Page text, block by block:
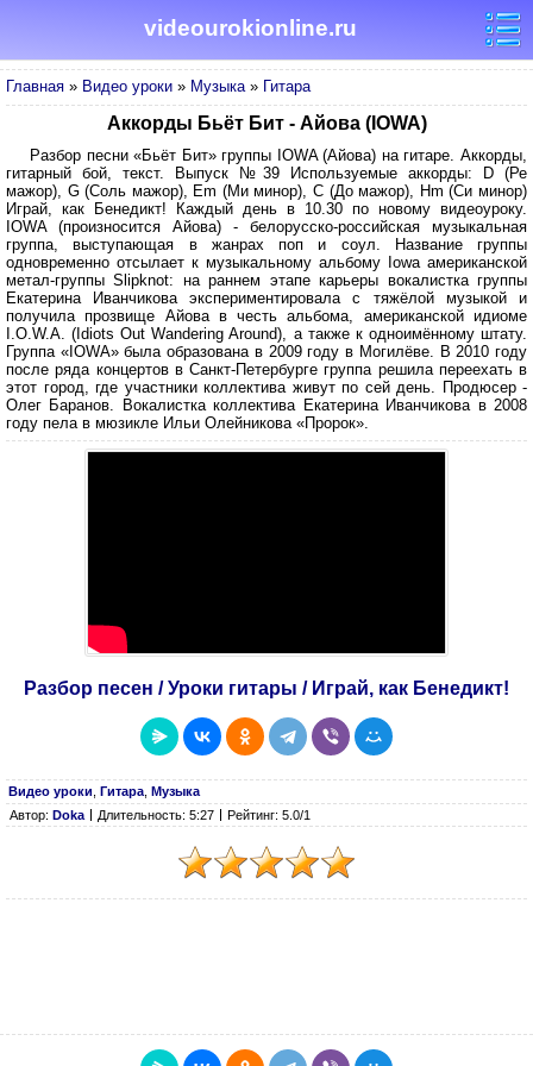
videourokionline.ru
Главная » Видео уроки » Музыка» Гитара
Аккорды Бьёт Бит - Айова (IOWA)
Разбор песни «Бьёт Бит» группы IOWA (Айова) на гитаре. Аккорды,
гитарный бой, текст. Выпуск №39 Используемые аккорды: D (Ре
мажор), G (Соль мажор), Em (Ми минор), C (До мажор), Hm (Си минор)
Играй, как Бенедикт! Каждый день в 10.30 по новому видеоуроку.
IOWA (произносится Айова) - белорусско-российская музыкальная
группа, выступающая в жанрах поп и соул. Название группы
одновременно отсылает к музыкальному альбому Iowa американской
метал-группы Slipknot: на раннем этапе карьеры вокалистка группы
Екатерина Иванчикова экспериментировала с тяжёлой музыкой и
получила прозвище Айова в честь альбома, американской идиоме
I.O.W.A. (Idiots Out Wandering Around), а также к одноимённому штату.
Группа «IOWA» была образована в 2009 году в Могилёве. В 2010 году
после ряда концертов в Санкт-Петербурге группа решила переехать в
этот город, где участники коллектива живут по сей день. Продюсер -
Олег Баранов. Вокалистка коллектива Екатерина Иванчикова в 2008
году пела в мюзикле Ильи Олейникова «Пророк».
Разбор песен / Уроки гитары / Играй, как Бенедикт!
Видео уроки Гитара Музыка
Автор: Doka Длительность: 5:27 Рейтинг: 5.0/1